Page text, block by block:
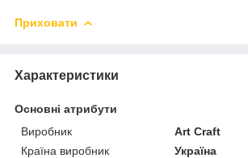
Приховати
Характеристики
Основні атрибути
Виробник
Art Craft
Країна виробник
Україна